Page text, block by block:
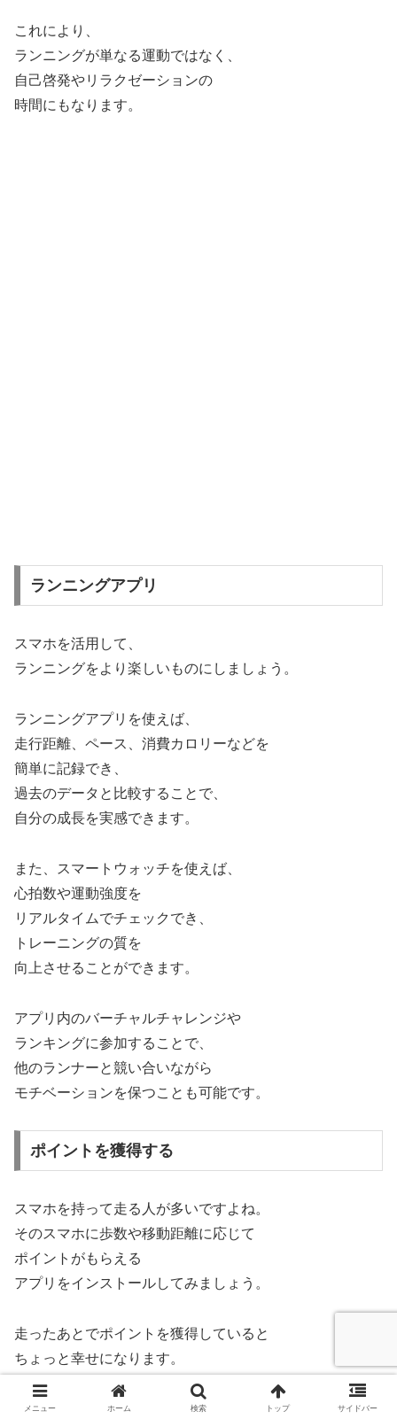
これにより、
ランニングが単なる運動ではなく、
自己啓発やリラクゼーションの
時間にもなります。
ランニングアプリ
スマホを活用して、
ランニングをより楽しいものにしましょう。
ランニングアプリを使えば、
走行距離、ペース、消費カロリーなどを
簡単に記録でき、
過去のデータと比較することで、
自分の成長を実感できます。
また、スマートウォッチを使えば、
心拍数や運動強度を
リアルタイムでチェックでき、
トレーニングの質を
向上させることができます。
アプリ内のバーチャルチャレンジや
ランキングに参加することで、
他のランナーと競い合いながら
モチベーションを保つことも可能です。
ポイントを獲得する
スマホを持って走る人が多いですよね。
そのスマホに歩数や移動距離に応じて
ポイントがもらえる
アプリをインストールしてみましょう。
走ったあとでポイントを獲得していると
ちょっと幸せになります。
大儲けはできませんけどね(笑)
メニュー ホーム 検索 トップ サイドバー